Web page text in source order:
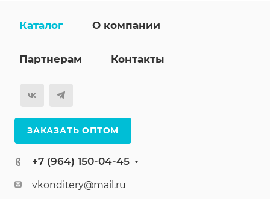
Каталог О компании
Партнерам Контакты
ЗАКАЗАТЬ ОПТОМ
+7 (964) 150-04-45
vkonditery@mail.ru